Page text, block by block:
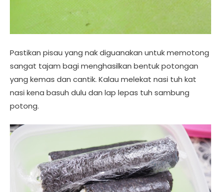
Pastikan pisau yang nak diguanakan untuk memotong
sangat tajam bagi menghasilkan bentuk potongan
yang kemas dan cantik. Kalau melekat nasi tuh kat
nasi kena basuh dulu dan lap lepas tuh sambung
potong.